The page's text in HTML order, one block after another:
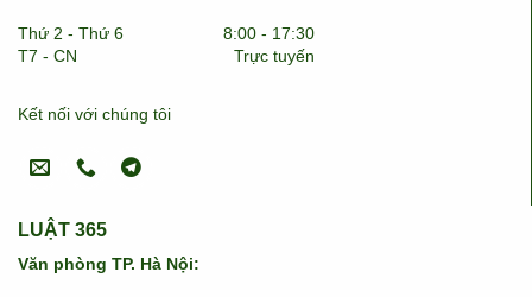
Thứ 2 - Thứ 6
8:00 - 17:30
T7 - CN
Trực tuyến
Kết nối với chúng tôi
LUẬT 365
Văn phòng TP. Hà Nội: